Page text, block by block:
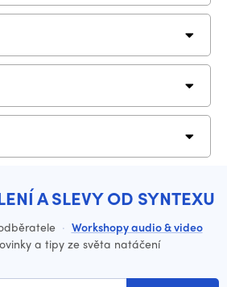
A SLEVY OD SYNTEXU
· Workshopy audio & video
a tipy ze světa natáčení